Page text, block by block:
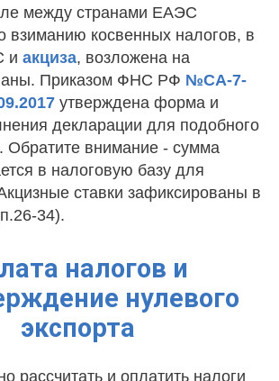
между странами ЕАЭС
взиманию косвенных налогов, в
и акциза, возложена на
Приказом ФНС РФ №СА-7-
утверждена форма и
декларации для подобного
Обратите внимание - сумма
в налоговую базу для
ставки зафиксированы в
34).
налогов и
нулевого
экспорта
рассчитать и оплатить налоги